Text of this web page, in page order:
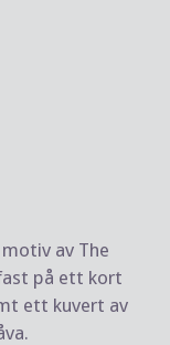
av The
på ett kort
ett kuvert av